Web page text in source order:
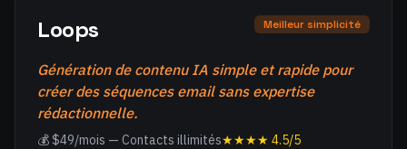
Loops Meilleur simplicité
Génération de contenu IA simple et rapide pour
créer des séquences email sans expertise
rédactionnelle.
💰 $49/mois — Contacts illimités★★★★ 4.5/5